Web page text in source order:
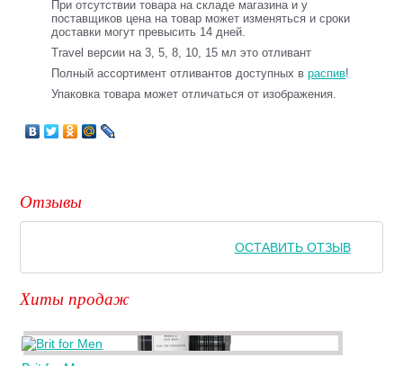
При отсутствии товара на складе магазина и у
поставщиков цена на товар может изменяться и сроки
доставки могут превысить 14 дней.
Travel версии на 3, 5, 8, 10, 15 мл это отливант
Полный ассортимент отливантов доступных враспив!
Упаковка товара может отличаться от изображения.
Отзывы
ОСТАВИТЬ ОТЗЫВ
Хиты продаж